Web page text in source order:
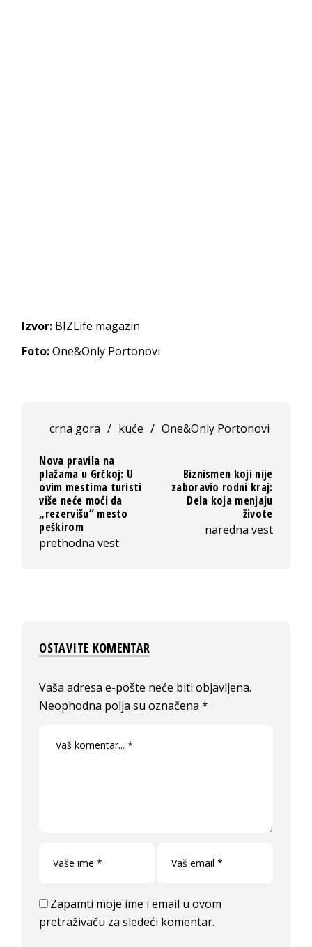
Izvor: BIZLife magazin
Foto:One&Only Portonovi
crna gora / kuće / One&Only Portonovi
Nova pravila na
plažama u Grčkoj: U
ovim mestima turisti
više neće moći da
„rezervišu“ mesto
peškirom
prethodna vest
Biznismen koji nije
zaboravio rodni kraj:
Dela koja menjaju
živote
naredna vest
OSTAVITE KOMENTAR
Vaša adresa e-pošte neće biti objavljena.
Neophodna polja su označena*
Zapamti moje ime i email u ovom
pretraživaču za sledeći komentar.